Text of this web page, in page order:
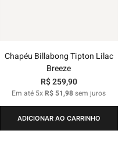
Chapéu Billabong Tipton Lilac
Breeze
R$259,90
Em até 5xR$ 51,98sem juros
ADICIONAR AO CARRINHO